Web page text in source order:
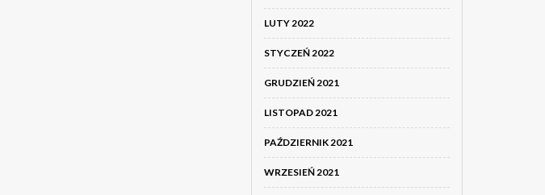
LUTY 2022
STYCZEŃ 2022
GRUDZIEŃ 2021
LISTOPAD 2021
PAŹDZIERNIK 2021
WRZESIEŃ 2021